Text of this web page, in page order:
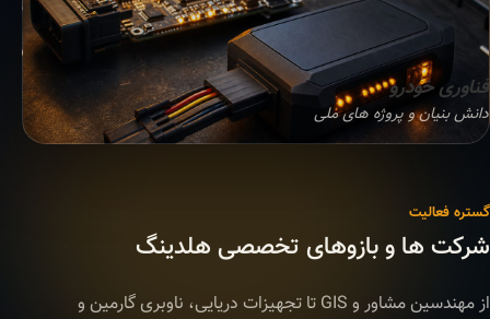
فناوری خودرو
دانش بنیان و پروژه های ملی
گستره فعالیت
شرکت ها و بازوهای تخصصی هلدینگ
از مهندسین مشاور و GIS تا تجهیزات دریایی، ناوبری گارمین و